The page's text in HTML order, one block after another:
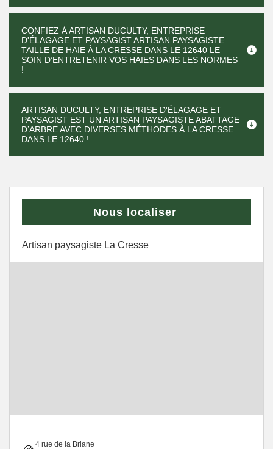
CONFIEZ À ARTISAN DUCULTY, ENTREPRISE
D'ÉLAGAGE ET PAYSAGIST ARTISAN PAYSAGISTE
TAILLE DE HAIE À LA CRESSE DANS LE 12640 LE
SOIN D’ENTRETENIR VOS HAIES DANS LES NORMES
!
ARTISAN DUCULTY, ENTREPRISE D'ÉLAGAGE ET
PAYSAGIST EST UN ARTISAN PAYSAGISTE ABATTAGE
D’ARBRE AVEC DIVERSES MÉTHODES À LA CRESSE
DANS LE 12640 !
Nous localiser
Artisan paysagiste La Cresse
4 rue de la Briane